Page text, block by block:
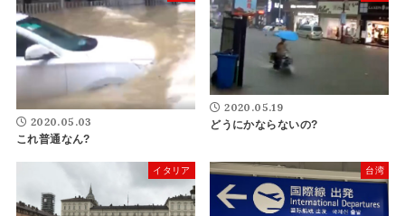
2020.05.03
これ普通なん?
2020.05.19
どうにかならないの?
イタリア 台湾